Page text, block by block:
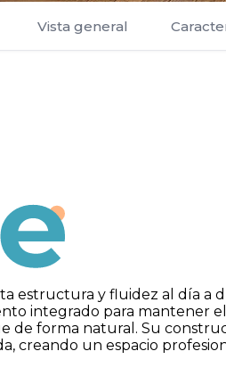
Vista general
estructura y fluidez al día a
integrado para mantener
de forma natural. Su
creando un espacio